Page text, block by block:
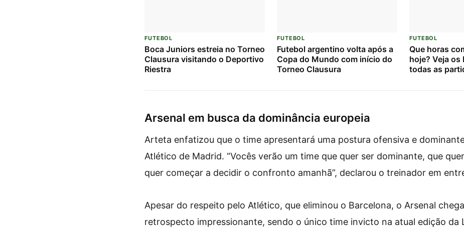
FUTEBOL
Boca Juniors estreia no Torneo
Clausura visitando o Deportivo
Riestra
FUTEBOL
Futebol argentino volta após a
Copa do Mundo com início do
Torneo Clausura
FUTEBOL
Que horas
hoje? Veja os
todas as
Arsenal em busca da dominância europeia
Arteta enfatizou que o time apresentará uma postura ofensiva e
Atlético de Madrid. “Vocês verão um time que quer ser dominante, que
quer começar a decidir o confronto amanhã”, declarou o treinador em
Apesar do respeito pelo Atlético, que eliminou o Barcelona, o Arsenal
retrospecto impressionante, sendo o único time invicto na atual edição da